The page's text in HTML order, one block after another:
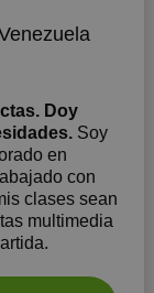
Doy
Soy
en
con
clases sean
multimedia